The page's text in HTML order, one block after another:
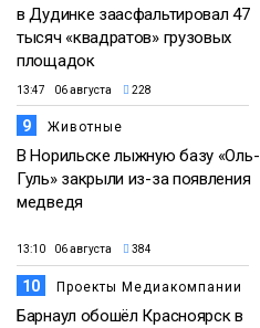
в Дудинке заасфальтировал 47
тысяч «квадратов» грузовых
площадок
13:47 06 августа 228
9 Животные
В Норильске лыжную базу «Оль-
Гуль» закрыли из-за появления
медведя
13:10 06 августа 384
10 Проекты Медиакомпании
Барнаул обошёл Красноярск в